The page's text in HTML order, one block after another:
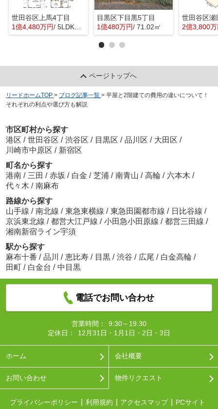
世田谷区上馬4丁目
1億4,480万円/ 5LDK＋1S(納戸)
目黒区下目黒5丁目
1億480万円/ 71.02㎡
世田谷区瀬
2億3,800
ページトップへ
リードホームTOP > ブログ記事一覧 > 平屋と2階建ての費用の違いについて！
それぞれの利点や選び方も解説
市区町村から探す
港区 / 世田谷区 / 渋谷区 / 目黒区 / 品川区 / 大田区 /
川崎市中原区 / 新宿区
町名から探す
港南 / 三田 / 赤坂 / 白金 / 芝浦 / 南青山 / 高輪 / 六本木 /
代々木 / 南麻布
路線から探す
山手線 / 南北線 / 東急東横線 / 東急田園都市線 / 日比谷線 /
京浜東北線 / 都営大江戸線 / 小田急小田原線 / 都営三田線 /
湘南新宿ライン宇須
駅から探す
麻布十番 / 品川 / 恵比寿 / 目黒 / 渋谷 / 広尾 / 白金高輪 /
田町 / 白金台 / 中目黒
電話でお問い合わせ
営業時間：
9:30～19:30
定休日：
12月31日・1月1日・2日・3日
ホーム 会社概要
お問い合わせ 物件リクエスト
プライバシーポリシー 利用規約 アクセスマップ
PCサイト